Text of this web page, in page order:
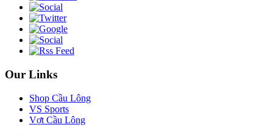
Our Links
Shop Cầu Lông
VS Sports
Vợt Cầu Lông